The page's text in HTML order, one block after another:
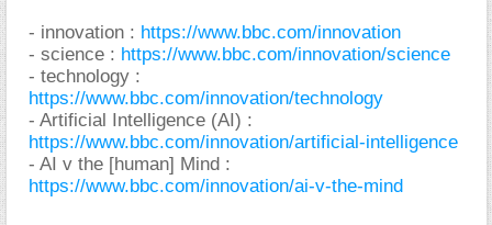
- innovation : https://www.bbc.com/innovation
- science : https://www.bbc.com/innovation/science
- technology :
https://www.bbc.com/innovation/technology
- Artificial Intelligence (AI) :
https://www.bbc.com/innovation/artificial-intelligence
- AI v the [human] Mind :
https://www.bbc.com/innovation/ai-v-the-mind